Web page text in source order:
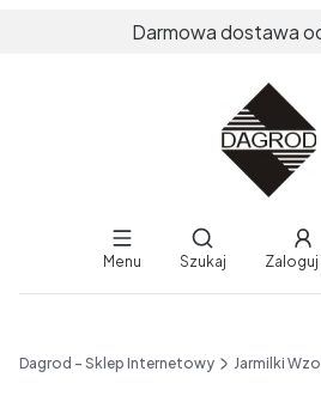
Darmowa dostawa
Menu
Otwórz
Szukaj Zaloguj
Dagrod - Sklep Internetowy Jarmilki